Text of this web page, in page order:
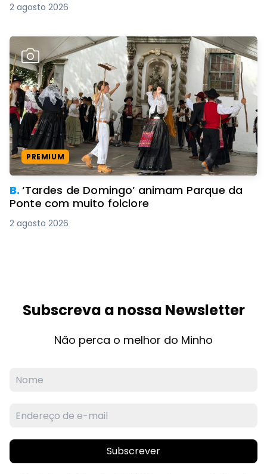
2 agosto 2026
PREMIUM
B.‘Tardes de Domingo’ animam Parque da
Ponte com muito folclore
2 agosto 2026
Subscreva a nossa Newsletter
Não perca o melhor do Minho
Subscrever